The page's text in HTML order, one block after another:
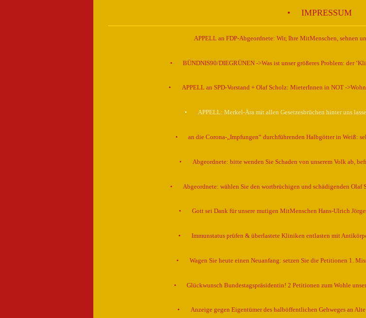
IMPRESSUM
APPELL an FDP-Abgeordnete: Wir, Ihre MitMenschen, sehnen
BÜNDNIS90/DIEGRÜNEN ->Was ist unser größeres Problem: der
APPELL an SPD-Vorstand + Olaf Scholz: MieterInnen in NOT -
APPELL: Merkel-Ära mit allen Gesetzesbrüchen hinter uns
an die Corona-„Impfungen“ durchführenden Halbgötter in Weiß:
Abgeordnete: bitte wenden Sie Schaden von unserem Volk ab,
Abgeordnete: wählen Sie den wortbrüchigen und schädigenden Olaf
Gott sei Dank für unsere mutigen MitMenschen Hans-Ulrich
Immunstatus prüfen & überlastete Kliniken entlasten mit
Wagen Sie heute einen Neuanfang: setzen Sie die Petitionen 1.
Glückwunsch Bundestagspräsidentin! 2 Petitionen zum Wohle
Anzeige gegen Eigentümer des halböffentlichen Gehweges an